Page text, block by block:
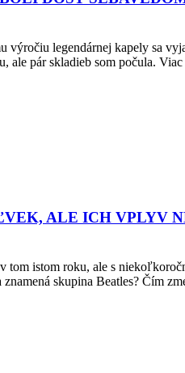
legendárnej kapely sa
ale pár skladieb som počula.
ALE ICH VPLYV
istom roku, ale s
skupina Beatles? Čím